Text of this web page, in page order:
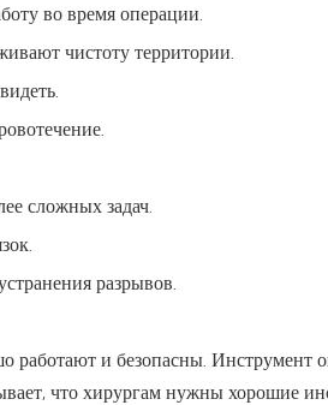
во время операции.
чистоту территории.
сложных задач.
разрывов.
работают и безопасны. Инструмент
что хирургам нужны хорошие